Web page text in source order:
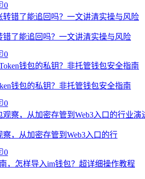
0
错了能追回吗？一文讲清实操与风险
0
钱包的私钥？非托管钱包安全指南
0
察，从加密存管到Web3入口的行
0